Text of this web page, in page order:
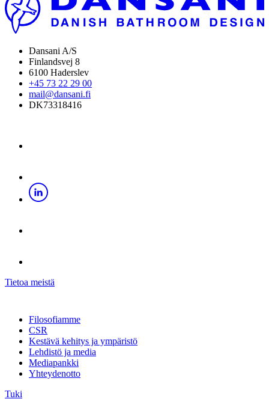
Dansani A/S
Finlandsvej 8
6100 Haderslev
+45 73 22 29 00
mail@dansani.fi
DK73318416
Tietoa meistä
Filosofiamme
CSR
Kestävä kehitys ja ympäristö
Lehdistö ja media
Mediapankki
Yhteydenotto
Tuki